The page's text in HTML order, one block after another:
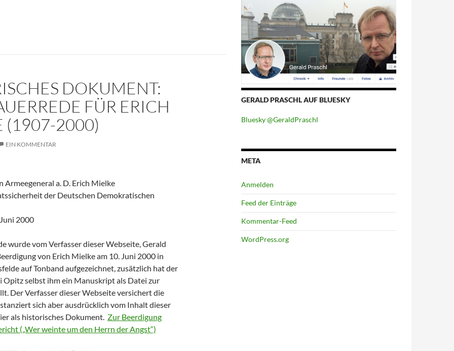
weinte um den Herrn der Angst?
DOKUMENT:
FÜR ERICH
(1907-2000)
EIN KOMMENTAR
Armeegeneral a. D. Erich Mielke
der Deutschen Demokratischen
2000
wurde vom Verfasser dieser Webseite, Gerald
von Erich Mielke am 10. Juni 2000 in
auf Tonband aufgezeichnet, zusätzlich hat der
selbst ihm ein Manuskript als Datei zur
Der Verfasser dieser Webseite versichert die
sich aber ausdrücklich vom Inhalt dieser
als historisches Dokument. Zur Beerdigung
(„Wer weinte um den Herrn der Angst“)
GERALD PRASCHL AUF BLUESKY
Bluesky @GeraldPraschl
META
Anmelden
Feed der Einträge
Kommentar-Feed
WordPress.org